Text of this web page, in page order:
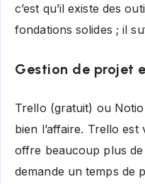
c’est qu’il existe des
fondations solides ; il
Gestion de projet
Trello (gratuit) ou
bien l’affaire. Trello
offre beaucoup plus
demande un temps de